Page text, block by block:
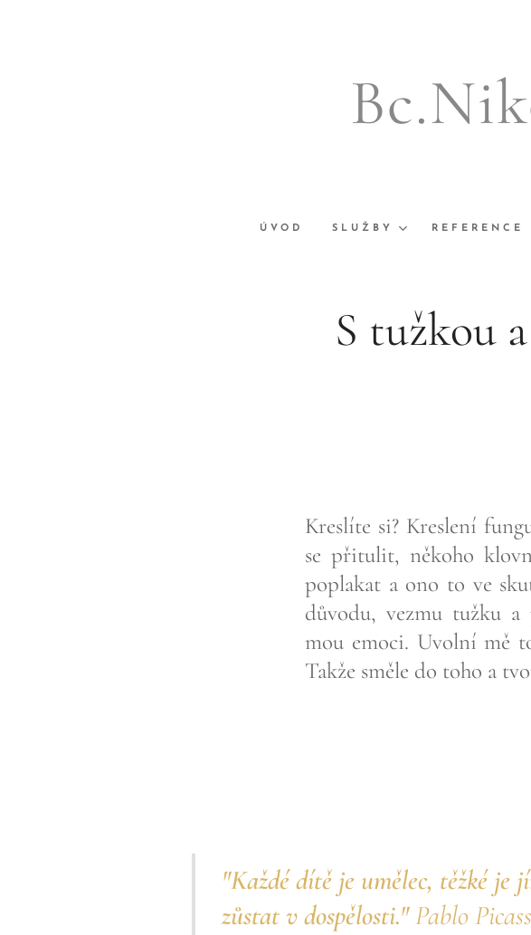
ÚVOD SLUŽBY REFERENCE
S tužkou
Kreslíte si? Kreslení
se přitulit, někoho
poplakat a ono to ve
důvodu, vezmu tužku a
mou emoci. Uvolní mě
Takže směle do toho a
"Každé dítě je umělec, těžké je
zůstat v dospělosti."Pablo